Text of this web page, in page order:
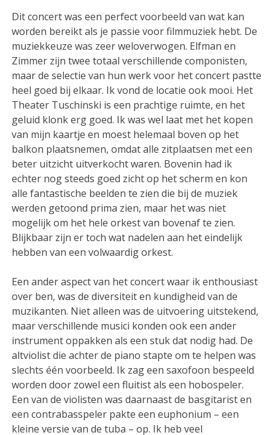
Dit concert was een perfect voorbeeld van wat kan
worden bereikt als je passie voor filmmuziek hebt. De
muziekkeuze was zeer weloverwogen. Elfman en
Zimmer zijn twee totaal verschillende componisten,
maar de selectie van hun werk voor het concert pastte
heel goed bij elkaar. Ik vond de locatie ook mooi. Het
Theater Tuschinski is een prachtige ruimte, en het
geluid klonk erg goed. Ik was wel laat met het kopen
van mijn kaartje en moest helemaal boven op het
balkon plaatsnemen, omdat alle zitplaatsen met een
beter uitzicht uitverkocht waren. Bovenin had ik
echter nog steeds goed zicht op het scherm en kon
alle fantastische beelden te zien die bij de muziek
werden getoond prima zien, maar het was niet
mogelijk om het hele orkest van bovenaf te zien.
Blijkbaar zijn er toch wat nadelen aan het eindelijk
hebben van een volwaardig orkest.
Een ander aspect van het concert waar ik enthousiast
over ben, was de diversiteit en kundigheid van de
muzikanten. Niet alleen was de uitvoering uitstekend,
maar verschillende musici konden ook een ander
instrument oppakken als een stuk dat nodig had. De
altviolist die achter de piano stapte om te helpen was
slechts één voorbeeld. Ik zag een saxofoon bespeeld
worden door zowel een fluitist als een hobospeler.
Een van de violisten was daarnaast de basgitarist en
een contrabasspeler pakte een euphonium – een
kleine versie van de tuba – op. Ik heb veel